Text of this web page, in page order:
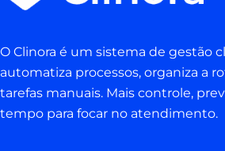
O Clinora é um sistema de gestão
automatiza processos, organiza a
tarefas manuais. Mais controle,
tempo para focar no atendimento.